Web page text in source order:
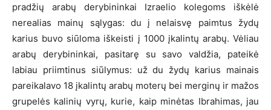
pradžių arabų derybininkai Izraelio kolegoms iškėlė
nerealias mainų sąlygas: du į nelaisvę paimtus žydų
karius buvo siūloma iškeisti į 1000 įkalintų arabų. Vėliau
arabų derybininkai, pasitarę su savo valdžia, pateikė
labiau priimtinus siūlymus: už du žydų karius mainais
pareikalavo 18 įkalintų arabų moterų bei merginų ir mažos
grupelės kalinių vyrų, kurie, kaip minėtas Ibrahimas, jau